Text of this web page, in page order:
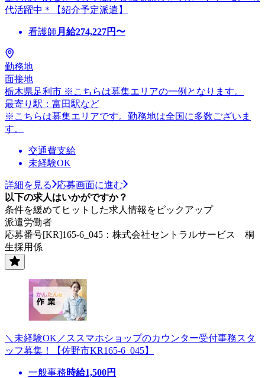
代活躍中＊【紹介予定派遣】
看護師 月給274,227円〜
勤務地
面接地
栃木県足利市 ※こちらは募集エリアの一例となります。
最寄り駅：富田駅など
※こちらは募集エリアです。勤務地は全国に多数ございま
す。
交通費支給
未経験OK
詳細を見る
応募画面に進む
以下の求人はいかがですか？
条件を緩めてヒットした求人情報をピックアップ
派遣労働者
応募番号[KR]165-6_045：株式会社セントラルサービス 桐
生採用係
＼未経験OK／ススマホショップのカウンター受付事務スタ
ッフ募集！【佐野市KR165-6_045】
一般事務時給1,500円